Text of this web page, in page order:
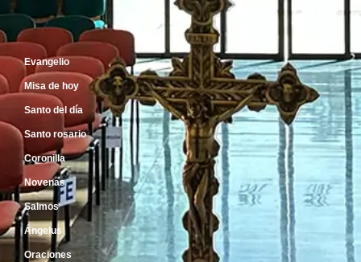
Inicio
Evangelio
Misa de hoy
Santo del día
Santo rosario
Coronilla
Novenas
Salmos
Ángelus
Oraciones